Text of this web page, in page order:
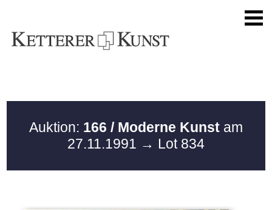
Auktion: 166 / Moderne Kunst am
27.11.1991 → Lot 834